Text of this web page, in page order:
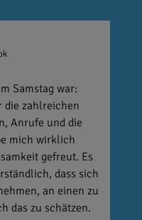
Samstag war:
die zahlreichen
Anrufe und die
mich wirklich
gefreut. Es
dass sich
an einen zu
das zu schätzen.